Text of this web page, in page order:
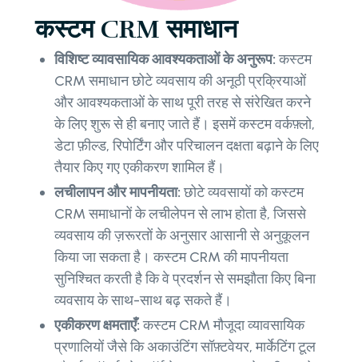
कस्टम CRM समाधान
विशिष्ट व्यावसायिक आवश्यकताओं के अनुरूप:कस्टम
CRM समाधान छोटे व्यवसाय की अनूठी प्रक्रियाओं
और आवश्यकताओं के साथ पूरी तरह से संरेखित करने
के लिए शुरू से ही बनाए जाते हैं। इसमें कस्टम वर्कफ़्लो,
डेटा फ़ील्ड, रिपोर्टिंग और परिचालन दक्षता बढ़ाने के लिए
तैयार किए गए एकीकरण शामिल हैं।
लचीलापन और मापनीयता:छोटे व्यवसायों को कस्टम
CRM समाधानों के लचीलेपन से लाभ होता है, जिससे
व्यवसाय की ज़रूरतों के अनुसार आसानी से अनुकूलन
किया जा सकता है। कस्टम CRM की मापनीयता
सुनिश्चित करती है कि वे प्रदर्शन से समझौता किए बिना
व्यवसाय के साथ-साथ बढ़ सकते हैं।
एकीकरण क्षमताएँ:कस्टम CRM मौजूदा व्यावसायिक
प्रणालियों जैसे कि अकाउंटिंग सॉफ़्टवेयर, मार्केटिंग टूल